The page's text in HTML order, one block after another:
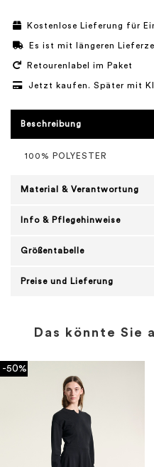
Kostenlose Lieferung für
Es ist mit längeren
Retourenlabel im Paket
Jetzt kaufen. Später mit
Beschreibung
100% POLYESTER
Material & Verantwortung
Info & Pflegehinweise
Größentabelle
Preise und Lieferung
Das könnte Sie
-50%